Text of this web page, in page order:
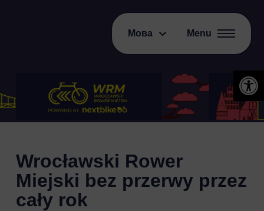
Мова Menu
Wrocławski Rower
Miejski bez przerwy przez
cały rok